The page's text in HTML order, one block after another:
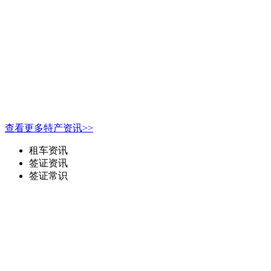
查看更多特产资讯>>
租车资讯
签证资讯
签证常识